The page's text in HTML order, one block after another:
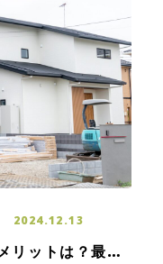
2024.12.13
リットは？最低